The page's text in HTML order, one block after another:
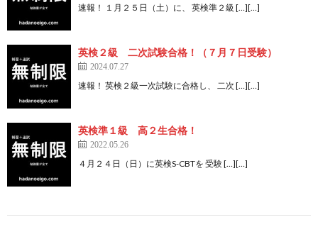
速報！ １月２５日（土）に、 英検準２級 […][…]
英検２級 二次試験合格！（７月７日受験）
2024.07.27
速報！ 英検２級一次試験に合格し、 二次 […][…]
英検準１級 高２生合格！
2022.05.26
４月２４日（日）に英検S-CBTを 受験 […][…]